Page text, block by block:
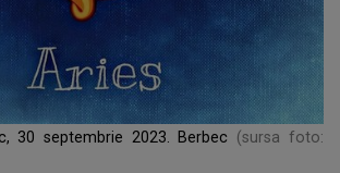
30 septembrie 2023. Berbec
(sursa foto: